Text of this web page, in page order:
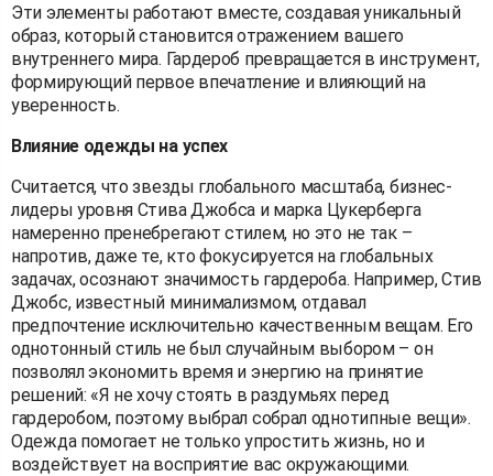
Эти элементы работают вместе, создавая уникальный
образ, который становится отражением вашего
внутреннего мира. Гардероб превращается в инструмент,
формирующий первое впечатление и влияющий на
уверенность.
Влияние одежды на успех
Считается, что звезды глобального масштаба, бизнес-
лидеры уровня Стива Джобса и марка Цукерберга
намеренно пренебрегают стилем, но это не так –
напротив, даже те, кто фокусируется на глобальных
задачах, осознают значимость гардероба. Например, Стив
Джобс, известный минимализмом, отдавал
предпочтение исключительно качественным вещам. Его
однотонный стиль не был случайным выбором – он
позволял экономить время и энергию на принятие
решений: «Я не хочу стоять в раздумьях перед
гардеробом, поэтому выбрал собрал однотипные вещи».
Одежда помогает не только упростить жизнь, но и
воздействует на восприятие вас окружающими.